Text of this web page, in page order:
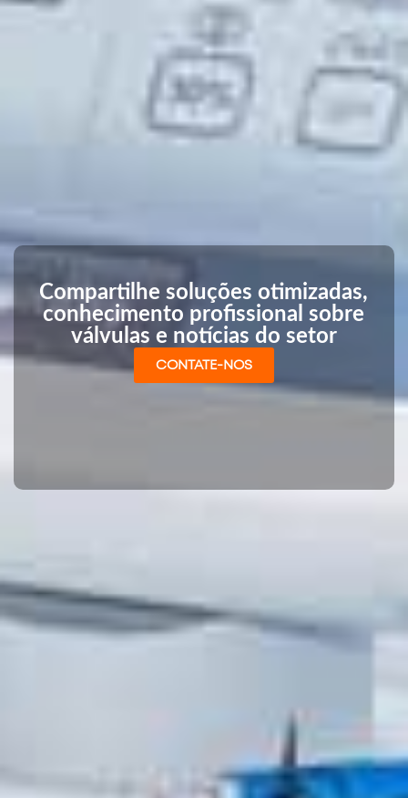
Compartilhe soluções otimizadas,
conhecimento profissional sobre
válvulas e notícias do setor
CONTATE-NOS